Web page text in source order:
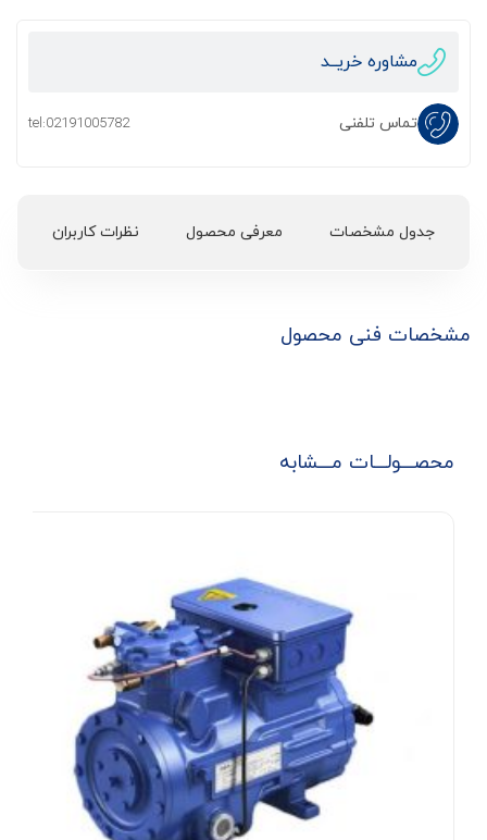
مشاوره خریــد
تماس تلفنی tel:02191005782
جدول مشخصات معرفی محصول نظرات کاربران
مشخصات فنی محصول
محصـــولـــات مـــشابه